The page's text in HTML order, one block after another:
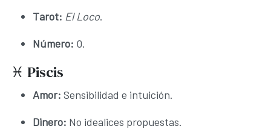
Tarot: El Loco.
Número: 0.
♓ Piscis
Amor: Sensibilidad e intuición.
Dinero: No idealices propuestas.